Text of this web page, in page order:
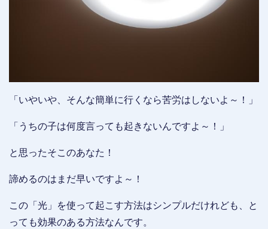
「いやいや、そんな簡単に行くなら苦労はしないよ～！」
「うちの子は何度言っても起きないんですよ～！」
と思ったそこのあなた！
諦めるのはまだ早いですよ～！
この「光」を使って起こす方法はシンプルだけれども、と
っても効果のある方法なんです。